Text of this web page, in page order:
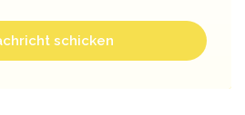
schicken